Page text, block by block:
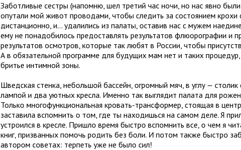
Заботливые сестры (напомню, шел третий час ночи, но нас явно
опутали мой живот проводами, чтобы следить за состоянием
дистанционно, и… удалились из палаты, оставив нас с мужем
ему не понадобилось предоставлять результатов флюорографии и
результатов осмотров, которые так любят в России, чтобы
А в обязательной программе для будущих мам нет и таких процедур,
бритье интимной зоны.
Шведская стенка, небольшой бассейн, огромный мяч, в углу — столик
лампой и два уютных кресла. Именно так выглядит палата для
Только многофункциональная кровать-трансформер, стоящая в
заставила вспомнить о том, где ты находишься на самом деле. Я
устроился в кресле. Пришло время быстро вспомнить все, о чем я
книг, призванных помочь родить без боли. И потом также быстро
автором советах: терпеть уже не было сил!